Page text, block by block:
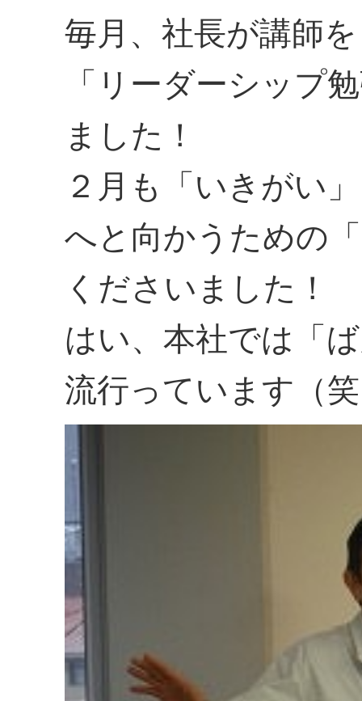
毎月、社長が講師
「リーダーシップ
ました！
２月も「いきがい
へと向かうための
くださいました！
はい、本社では「
流行っています（